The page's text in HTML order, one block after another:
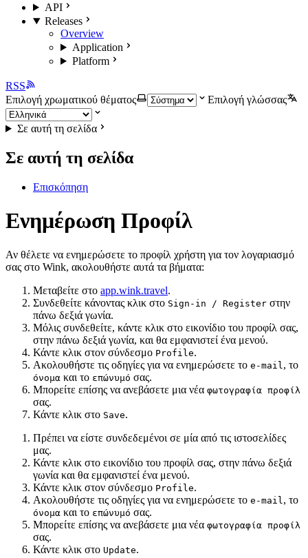
API
Releases
Overview
Application
Platform
RSS
Επιλογή χρωματικού θέματος
Επιλογή γλώσσας
Σε αυτή τη σελίδα
Σε αυτή τη σελίδα
Επισκόπηση
Ενημέρωση Προφίλ
Αν θέλετε να ενημερώσετε το προφίλ χρήστη για τον λογαριασμό
σας στο Wink, ακολουθήστε αυτά τα βήματα:
Μεταβείτε στο app.wink.travel.
Συνδεθείτε κάνοντας κλικ στο Sign-in / Register στην
πάνω δεξιά γωνία.
Μόλις συνδεθείτε, κάντε κλικ στο εικονίδιο του προφίλ σας,
στην πάνω δεξιά γωνία, και θα εμφανιστεί ένα μενού.
Κάντε κλικ στον σύνδεσμο Profile.
Ακολουθήστε τις οδηγίες για να ενημερώσετε το e-mail , το
όνομα και το επώνυμό σας.
Μπορείτε επίσης να ανεβάσετε μια νέα φωτογραφία προφίλ
σας.
Κάντε κλικ στο Save.
Πρέπει να είστε συνδεδεμένοι σε μία από τις ιστοσελίδες
μας.
Κάντε κλικ στο εικονίδιο του προφίλ σας, στην πάνω δεξιά
γωνία και θα εμφανιστεί ένα μενού.
Κάντε κλικ στον σύνδεσμο Profile.
Ακολουθήστε τις οδηγίες για να ενημερώσετε το e-mail , το
όνομα και το επώνυμό σας.
Μπορείτε επίσης να ανεβάσετε μια νέα φωτογραφία προφίλ
σας.
Κάντε κλικ στο Update.